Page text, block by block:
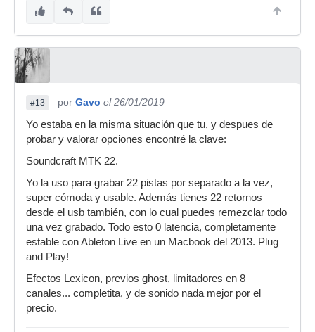
#13 por Gavo el 26/01/2019
Yo estaba en la misma situación que tu, y despues de
probar y valorar opciones encontré la clave:
Soundcraft MTK 22.
Yo la uso para grabar 22 pistas por separado a la vez,
super cómoda y usable. Además tienes 22 retornos
desde el usb también, con lo cual puedes remezclar todo
una vez grabado. Todo esto 0 latencia, completamente
estable con Ableton Live en un Macbook del 2013. Plug
and Play!
Efectos Lexicon, previos ghost, limitadores en 8
canales... completita, y de sonido nada mejor por el
precio.